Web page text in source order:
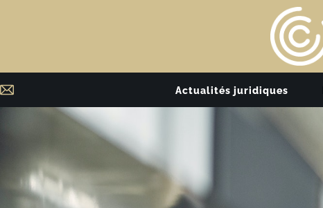
Actualités juridiques